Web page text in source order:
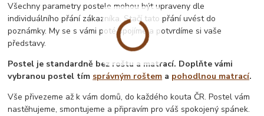
Všechny parametry postele mohou být upraveny dle
individuálního přání zákazníka. Stačí tato přání uvést do
poznámky. My se s vámi poté spojíme a potvrdíme si vaše
představy.
Postel je standardně bez roštu a matrací. Doplňte vámi
vybranou postel tím správným roštem a pohodlnou matrací.
Vše přivezeme až k vám domů, do každého kouta ČR. Postel vám
nastěhujeme, smontujeme a připravím pro váš spokojený spánek.